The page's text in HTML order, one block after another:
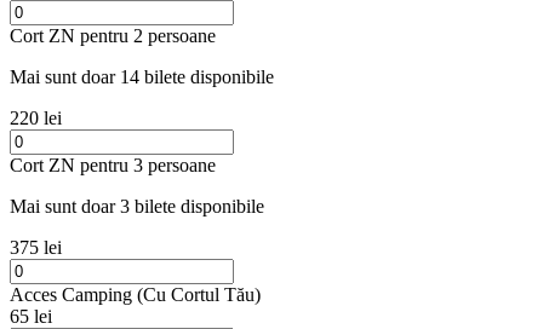
Cort ZN pentru 2 persoane
Mai sunt doar 14 bilete disponibile
220 lei
Cort ZN pentru 3 persoane
Mai sunt doar 3 bilete disponibile
375 lei
Acces Camping (Cu Cortul Tău)
65 lei